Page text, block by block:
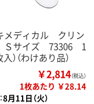
メディカル クリン
Ｓサイズ 73306 1
）（わけあり品）
￥2,814（税込）
1枚あたり ￥28.14
8月11日（火）